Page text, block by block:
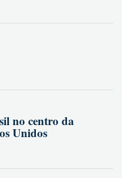
no centro da
Unidos